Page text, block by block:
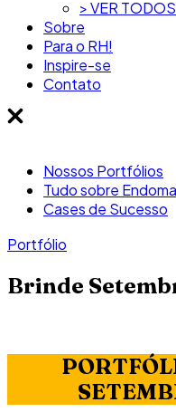
> VER TODOS
Sobre
Para o RH!
Inspire-se
Contato
Nossos Portfólios
Tudo sobre
Cases de Sucesso
Portfólio
Brinde